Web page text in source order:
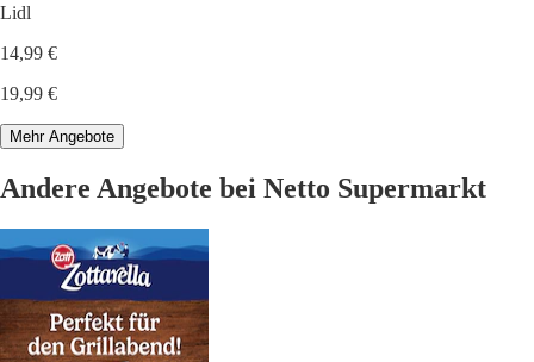
Lidl
14,99 €
19,99 €
Mehr Angebote
Andere Angebote bei Netto Supermarkt